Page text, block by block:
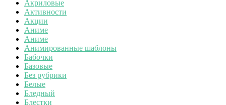
Акриловые
Активности
Акции
Аниме
Аниме
Анимированные шаблоны
Бабочки
Базовые
Без рубрики
Белые
Бледный
Блестки